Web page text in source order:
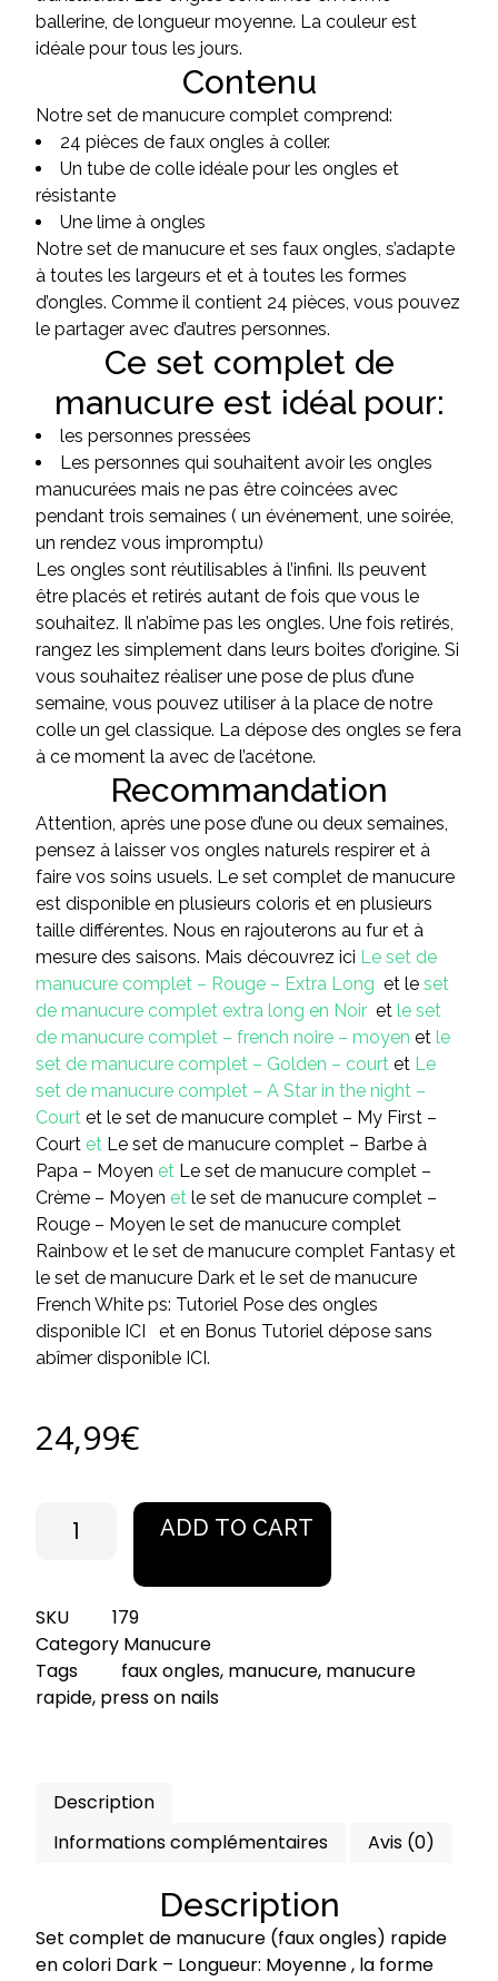
ballerine, de longueur moyenne. La couleur est
idéale pour tous les jours.
Contenu
Notre set de manucure complet comprend:
24 pièces de faux ongles à coller.
Un tube de colle idéale pour les ongles et
résistante
Une lime à ongles
Notre set de manucure et ses faux ongles, s’adapte
à toutes les largeurs et et à toutes les formes
d’ongles. Comme il contient 24 pièces, vous pouvez
le partager avec d’autres personnes.
Ce set complet de
manucure est idéal pour:
les personnes pressées
Les personnes qui souhaitent avoir les ongles
manucurées mais ne pas être coincées avec
pendant trois semaines ( un événement, une soirée,
un rendez vous impromptu)
Les ongles sont réutilisables à l’infini. Ils peuvent
être placés et retirés autant de fois que vous le
souhaitez. Il n’abîme pas les ongles. Une fois retirés,
rangez les simplement dans leurs boites d’origine. Si
vous souhaitez réaliser une pose de plus d’une
semaine, vous pouvez utiliser à la place de notre
colle un gel classique. La dépose des ongles se fera
à ce moment la avec de l’acétone.
Recommandation
Attention, après une pose d’une ou deux semaines,
pensez à laisser vos ongles naturels respirer et à
faire vos soins usuels. Le set complet de manucure
est disponible en plusieurs coloris et en plusieurs
taille différentes. Nous en rajouterons au fur et à
mesure des saisons. Mais découvrez ici Le set de
manucure complet – Rouge – Extra Long et le set
de manucure complet extra long en Noir et le set
de manucure complet – french noire – moyen et le
set de manucure complet – Golden – court et Le
set de manucure complet – A Star in the night –
Court et le set de manucure complet – My First –
Court et Le set de manucure complet – Barbe à
Papa – Moyen et Le set de manucure complet –
Crème – Moyen et le set de manucure complet –
Rouge – Moyen le set de manucure complet
Rainbow et le set de manucure complet Fantasy et
le set de manucure Dark et le set de manucure
French White ps: Tutoriel Pose des ongles
disponible ICI
et en Bonus Tutoriel dépose sans
abîmer disponible ICI.
24,99€
de
manucure
rapide
-
ADD TO CART
SKU
179
Category Manucure
Tags
faux ongles, manucure, manucure
rapide, press on nails
Description
Informations complémentaires
Avis (0)
Description
Set complet de manucure (faux ongles) rapide
en colori Dark – Longueur: Moyenne , la forme